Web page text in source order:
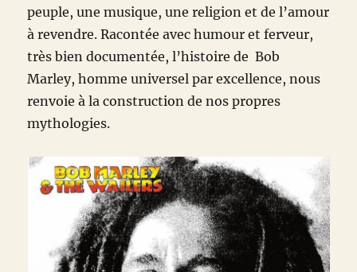
peuple, une musique, une religion et de l’amour
à revendre. Racontée avec humour et ferveur,
très bien documentée, l’histoire de Bob
Marley, homme universel par excellence, nous
renvoie à la construction de nos propres
mythologies.